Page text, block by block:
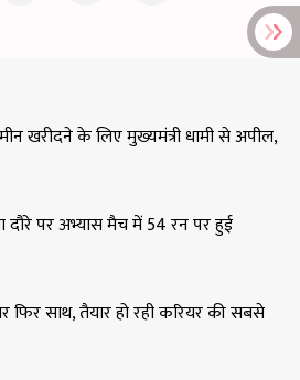
खरीदने के लिए मुख्यमंत्री धामी से अपील,
दौरे पर अभ्यास मैच में 54 रन पर हुई
फिर साथ, तैयार हो रही करियर की सबसे